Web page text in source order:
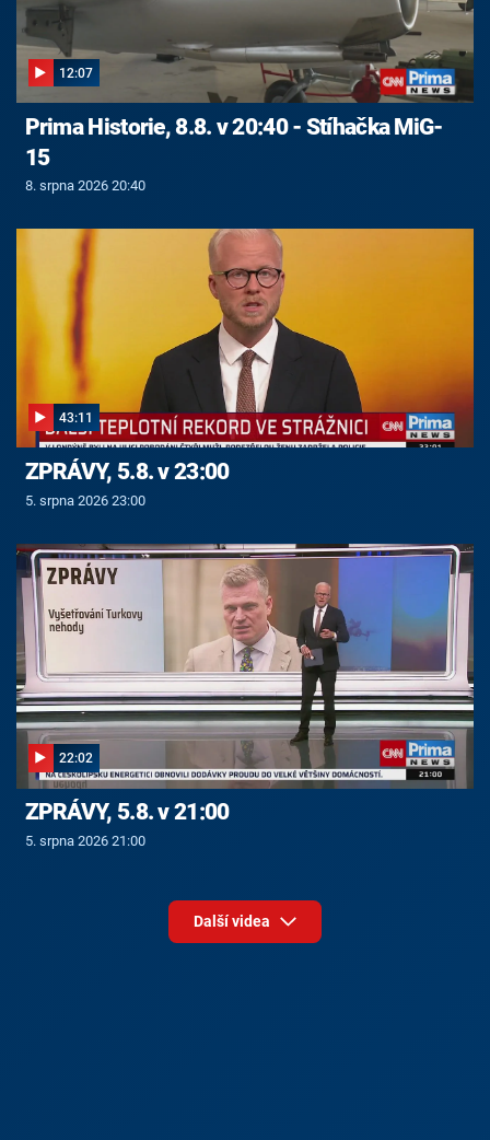
12:07
Prima Historie, 8.8. v 20:40 - Stíhačka MiG-
15
8. srpna 2026 20:40
43:11
ZPRÁVY, 5.8. v 23:00
5. srpna 2026 23:00
22:02
ZPRÁVY, 5.8. v 21:00
5. srpna 2026 21:00
Další videa